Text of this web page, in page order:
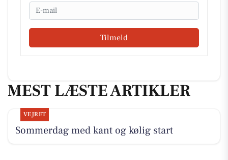
Email
Tilmeld
MEST LÆSTE ARTIKLER
VEJRET
Sommerdag med kant og kølig start